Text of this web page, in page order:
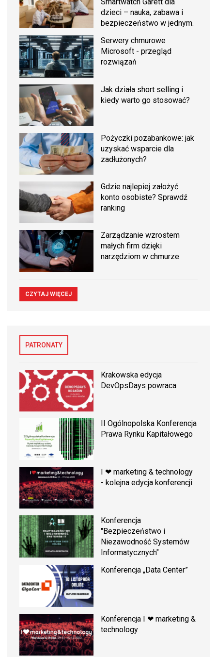
Smartwatch Garett dla
dzieci – nauka, zabawa i
bezpieczeństwo w jednym.
Serwery chmurowe
Microsoft - przegląd
rozwiązań
Jak działa short selling i
kiedy warto go stosować?
Pożyczki pozabankowe: jak
uzyskać wsparcie dla
zadłużonych?
Gdzie najlepiej założyć
konto osobiste? Sprawdź
ranking
Zarządzanie wzrostem
małych firm dzięki
narzędziom w chmurze
CZYTAJ WIĘCEJ
PATRONATY
Krakowska edycja
DevOpsDays powraca
II Ogólnopolska Konferencja
Prawa Rynku Kapitałowego
I ❤ marketing & technology
- kolejna edycja konferencji
Konferencja
"Bezpieczeństwo i
Niezawodność Systemów
Informatycznych"
Konferencja „Data Center”
Konferencja I ❤ marketing &
technology